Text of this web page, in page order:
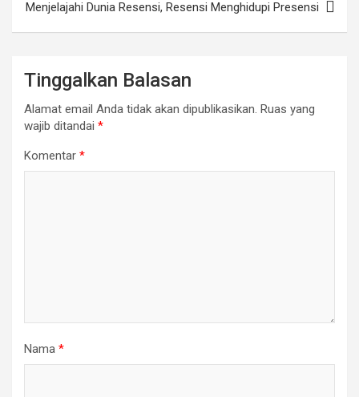
Menjelajahi Dunia Resensi, Resensi Menghidupi Presensi
Tinggalkan Balasan
Alamat email Anda tidak akan dipublikasikan. Ruas yang
wajib ditandai *
Komentar *
Nama *